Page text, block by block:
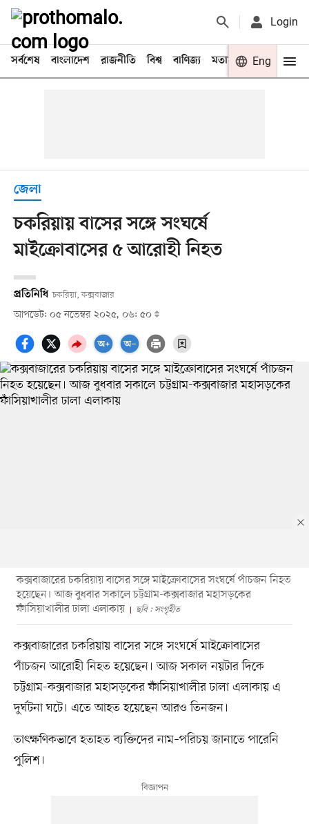
Login
সর্বশেষ বাংলাদেশ রাজনীতি বিশ্ব বাণিজ্য মতামত খেলা
Eng
জেলা
চকরিয়ায় বাসের সঙ্গে সংঘর্ষে
মাইক্রোবাসের ৫ আরোহী নিহত
প্রতিনিধি চকরিয়া, কক্সবাজার
আপডেট: ০৫ নভেম্বর ২০২৫, ০৬: ৫০
কক্সবাজারের চকরিয়ায় বাসের সঙ্গে মাইক্রোবাসের সংঘর্ষে পাঁচজন নিহত
হয়েছেন। আজ বুধবার সকালে চট্টগ্রাম-কক্সবাজার মহাসড়কের
ফাঁসিয়াখালীর ঢালা এলাকায়
ছবি : সংগৃহীত
কক্সবাজারের চকরিয়ায় বাসের সঙ্গে সংঘর্ষে মাইক্রোবাসের
পাঁচজন আরোহী নিহত হয়েছেন। আজ সকাল নয়টার দিকে
চট্টগ্রাম-কক্সবাজার মহাসড়কের ফাঁসিয়াখালীর ঢালা এলাকায় এ
দুর্ঘটনা ঘটে। এতে আহত হয়েছেন আরও তিনজন।
তাৎক্ষণিকভাবে হতাহত ব্যক্তিদের নাম–পরিচয় জানাতে পারেনি
পুলিশ।